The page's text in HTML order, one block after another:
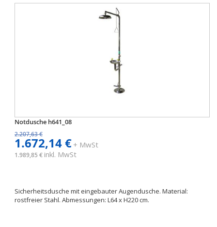
Notdusche h641_08
2.207,63 €
1.672,14 €+ MwSt
1.989,85 € inkl. MwSt
Sicherheitsdusche mit eingebauter Augendusche. Material:
rostfreier Stahl. Abmessungen: L64 x H220 cm.